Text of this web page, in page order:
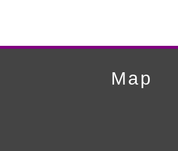
第12回人形供養祭平成22年3月9日
平成21年12月4日
Map